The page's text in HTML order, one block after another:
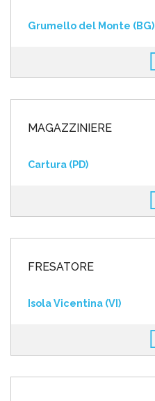
Grumello del Monte (BG)
MAGAZZINIERE
Cartura (PD)
FRESATORE
Isola Vicentina (VI)